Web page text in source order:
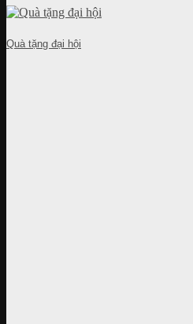
Quà tặng đại hội